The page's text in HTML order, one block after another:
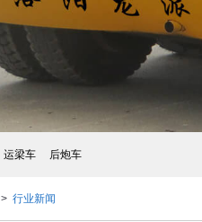
运梁车 后炮车
> 行业新闻